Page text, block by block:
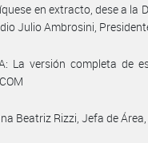
en extracto, dese a la
Julio Ambrosini,
La versión completa de
Beatriz Rizzi, Jefa de